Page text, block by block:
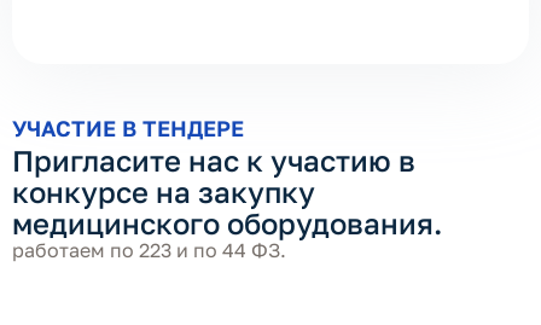
УЧАСТИЕ В ТЕНДЕРЕ
Пригласите нас к участию в
конкурсе на закупку
медицинского оборудования.
работаем по 223 и по 44 ФЗ.